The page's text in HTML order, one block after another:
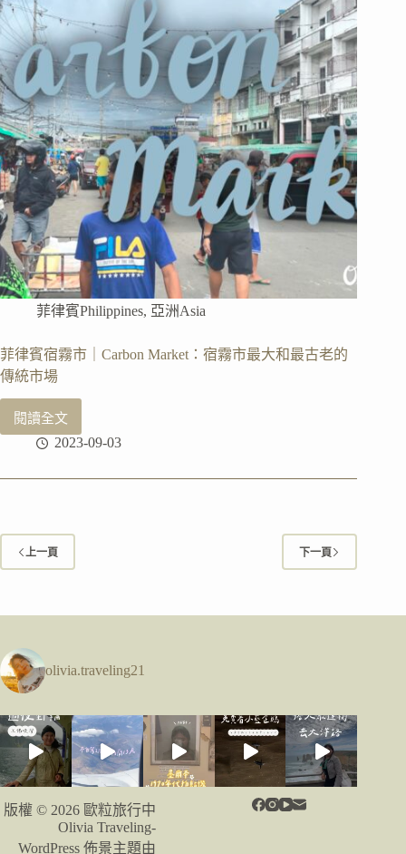
(Skaftafell)
入
門
基
礎
級
冰
川
健
行
體
驗
分
享
菲律賓Philippines, 亞洲Asia
菲律賓宿霧市｜Carbon Market：宿霧市最大和最古老的
傳統市場
閱讀全文
菲
律
宿
｜
Carbon
霧
最
大
和
古
老
的
傳
統
場
2023-09-03
上一頁 下一頁
olivia.traveling21
版權 © 2026 歐粒旅行中
Olivia Traveling-
WordPress 佈景主題由